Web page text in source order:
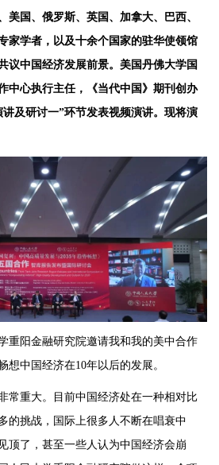
美国、俄罗斯、英国、加拿大、巴西、
家学者，以及十余个国家的驻华使领馆
议中国经济发展前景。美国丹佛大学国
中心执行主任，《当代中国》期刊创办
及研讨一”环节发表视频演讲。现将演
重阳金融研究院邀请我和我的美中合作
想中国经济在10年以后的发展。
常重大。目前中国经济处在一种相对比
的挑战，国际上很多人不断在唱衰中
顶了，甚至一些人认为中国经济会崩